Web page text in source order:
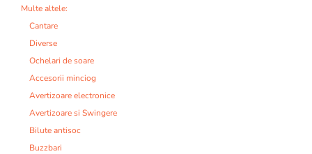
Multe altele:
Cantare
Diverse
Ochelari de soare
Accesorii minciog
Avertizoare electronice
Avertizoare si Swingere
Bilute antisoc
Buzzbari